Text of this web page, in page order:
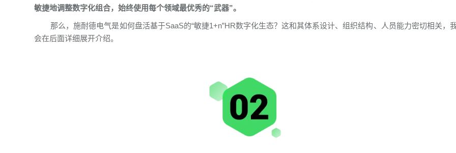
敏捷地调整数字化组合，始终使用每个领域最优秀的“武器”。
那么，施耐德电气是如何盘活基于SaaS的“敏捷1+n”HR数字化生态？这和其体系设计、组织结构、人员能力密切相关，
会在后面详细展开介绍。